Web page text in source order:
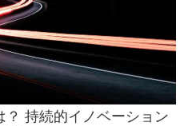
持続的イノベーション